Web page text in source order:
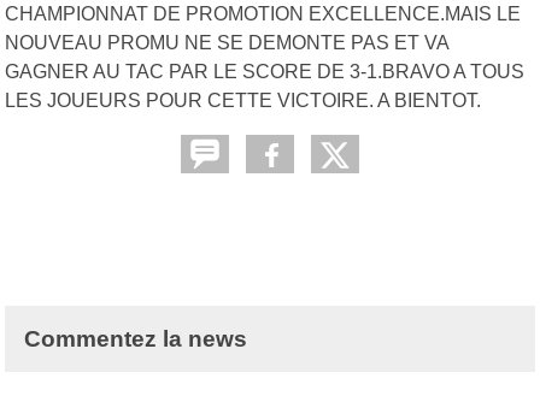
CHAMPIONNAT DE PROMOTION EXCELLENCE.MAIS LE
NOUVEAU PROMU NE SE DEMONTE PAS ET VA
GAGNER AU TAC PAR LE SCORE DE 3-1.BRAVO A TOUS
LES JOUEURS POUR CETTE VICTOIRE. A BIENTOT.
Commentez la news